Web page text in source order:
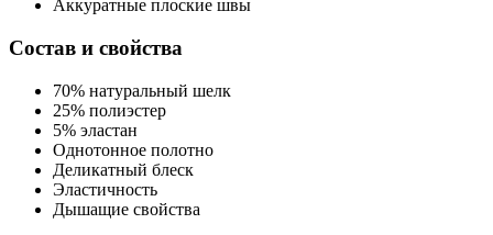
Аккуратные плоские швы
Состав и свойства
70% натуральный шелк
25% полиэстер
5% эластан
Однотонное полотно
Деликатный блеск
Эластичность
Дышащие свойства